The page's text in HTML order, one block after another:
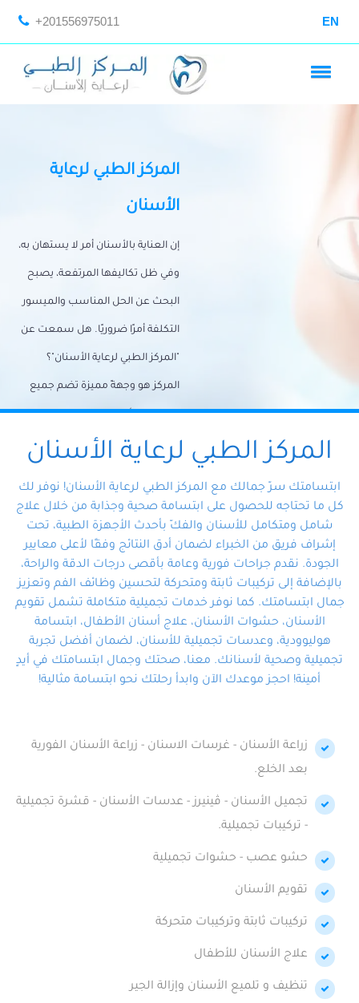
+201556975011 EN
المركز الطبي لرعاية
الأسنان
إن العناية بالأسنان أمر لا يستهان به،
وفي ظل تكاليفها المرتفعة، يصبح
البحث عن الحل المناسب والميسور
التكلفة أمرًا ضروريًا. هل سمعت عن
"المركز الطبي لرعاية الأسنان"؟
المركز هو وجهةً مميزة تضم جميع
احتياجات الأسنان تحت سقف واحد،
وتضمن لك حلاً شاملًا لجميع
المتخصص ذوي الخبرة، ستجد نفسك
في أيد أمينة تلبي احتياجاتك بكل
احترافية ودقة.
المركز الطبي لرعاية الأسنان
ابتسامتك سرّ جمالك مع المركز الطبي لرعاية الأسنان! نوفر لك
كل ما تحتاجه للحصول على ابتسامة صحية وجذابة من خلال علاج
شامل ومتكامل للأسنان والفكّ بأحدث الأجهزة الطبية، تحت
إشراف فريق من الخبراء لضمان أدق النتائج وفقًا لأعلى معايير
الجودة. نقدم جراحات فورية وعامة بأقصى درجات الدقة والراحة،
بالإضافة إلى تركيبات ثابتة ومتحركة لتحسين وظائف الفم وتعزيز
جمال ابتسامتك. كما نوفر خدمات تجميلية متكاملة تشمل تقويم
الأسنان، حشوات الأسنان، علاج أسنان الأطفال، ابتسامة
هوليوودية، وعدسات تجميلية للأسنان، لضمان أفضل تجربة
تجميلية وصحية لأسنانك. معنا، صحتك وجمال ابتسامتك في أيدٍ
أمينة! احجز موعدك الآن وابدأ رحلتك نحو ابتسامة مثالية!
زراعة الأسنان - غرسات الاسنان - زراعة الأسنان الفورية
بعد الخلع.
تجميل الأسنان - ڤينيرز - عدسات الأسنان - قشرة تجميلية
- تركيبات تجميلية.
حشو عصب - حشوات تجميلية
تقويم الأسنان
تركيبات ثابتة وتركيبات متحركة
علاج الأسنان للأطفال
تنظيف و تلميع الأسنان وإزالة الجير